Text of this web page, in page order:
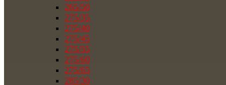
265/50
275/35
275/40
275/45
275/55
275/60
275/65
285/30